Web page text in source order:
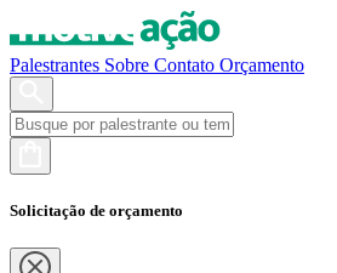
Palestrantes Sobre Contato Orçamento
Solicitação de orçamento